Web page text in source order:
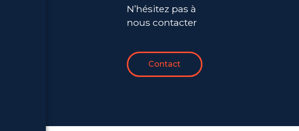
N’hésitez pas à
nous contacter
Contact